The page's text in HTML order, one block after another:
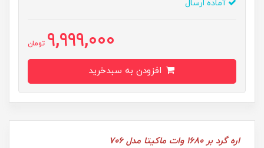
آماده ارسال
9,999,000 تومان